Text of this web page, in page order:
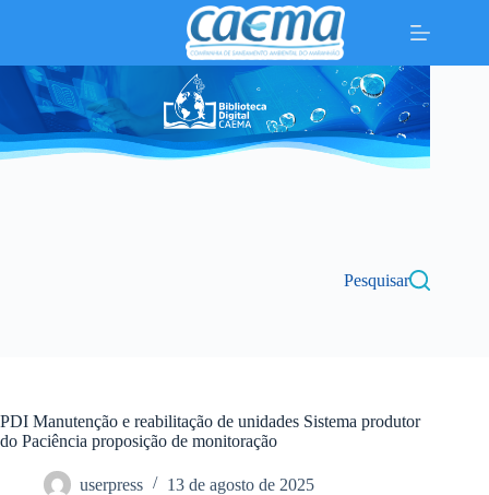
conteúdo
Pesquisar
PDI Manutenção e reabilitação de unidades Sistema produtor
do Paciência proposição de monitoração
userpress 13 de agosto de 2025